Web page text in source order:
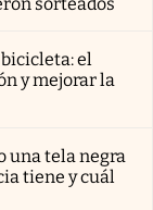
sorteados
el
y mejorar la
una tela negra
tiene y cuál